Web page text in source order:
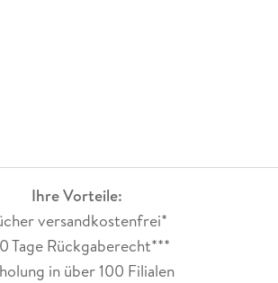
Ihre Vorteile:
versandkostenfrei*
Tage Rückgaberecht***
in über 100 Filialen